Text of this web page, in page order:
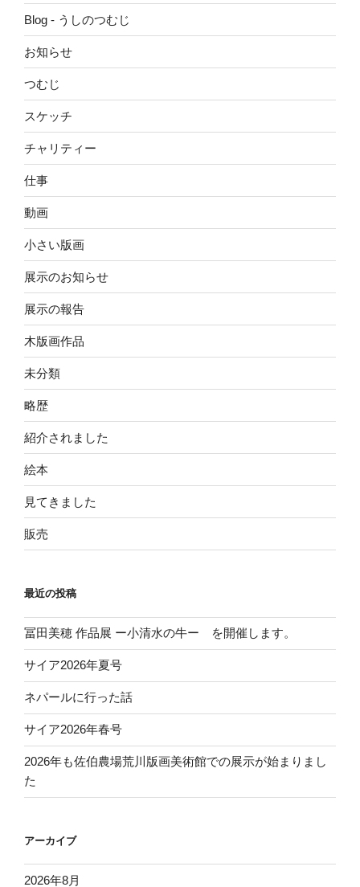
Blog - うしのつむじ
お知らせ
つむじ
スケッチ
チャリティー
仕事
動画
小さい版画
展示のお知らせ
展示の報告
木版画作品
未分類
略歴
紹介されました
絵本
見てきました
販売
最近の投稿
冨田美穂 作品展 ー小清水の牛ー を開催します。
サイア2026年夏号
ネパールに行った話
サイア2026年春号
2026年も佐伯農場荒川版画美術館での展示が始まりまし
た
アーカイブ
2026年8月